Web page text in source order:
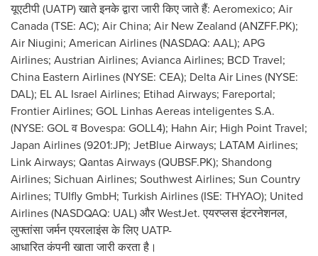
यूएटीपी (UATP) खाते इनके द्वारा जारी किए जाते हैं: Aeromexico; Air
Canada (TSE: AC); Air China; Air New Zealand (ANZFF.PK);
Air Niugini; American Airlines (NASDAQ: AAL); APG
Airlines; Austrian Airlines; Avianca Airlines; BCD Travel;
China Eastern Airlines (NYSE: CEA); Delta Air Lines (NYSE:
DAL); EL AL Israel Airlines; Etihad Airways; Fareportal;
Frontier Airlines; GOL Linhas Aereas inteligentes S.A.
(NYSE: GOL व Bovespa: GOLL4); Hahn Air; High Point Travel;
Japan Airlines (9201:JP); JetBlue Airways; LATAM Airlines;
Link Airways; Qantas Airways (QUBSF.PK); Shandong
Airlines; Sichuan Airlines; Southwest Airlines; Sun Country
Airlines; TUIfly GmbH; Turkish Airlines (ISE: THYAO); United
Airlines (NASDQAQ: UAL) और WestJet. एयरप्लस इंटरनेशनल,
लुफ्तांसा जर्मन एयरलाइंस के लिए UATP-
आधारित कंपनी खाता जारी करता है।